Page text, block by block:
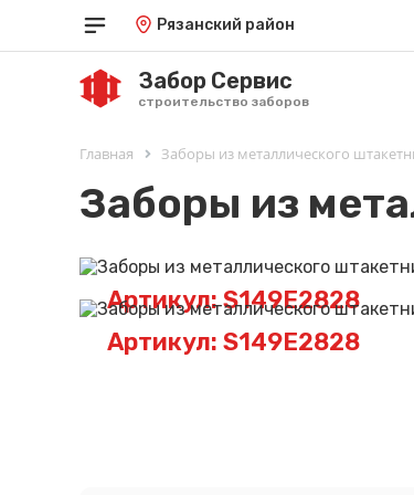
Рязанский район
Забор Сервис
строительство заборов
Главная Заборы из металлического
Заборы из
Артикул: S149E2828
Артикул: S149E2828